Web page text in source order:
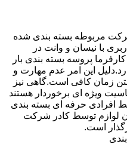
مربوطه بسته بندی شده
با نیسان و وانت در
پروسه بسته بندی بار
این امر عدم مهارت و
زمان کافی است.گاهی نیز
ویژه ای برخوردار هستند
افرادی حرفه ای بسته بندی
لوازم توسط کادر شرکت
است.